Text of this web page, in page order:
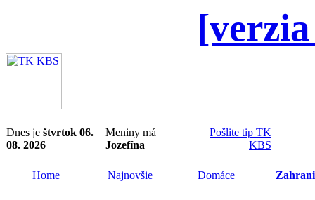
Dnes je štvrtok 06.
08. 2026
Meniny má
Jozefína
Pošlite tip TK
KBS
Home Najnovšie Domáce